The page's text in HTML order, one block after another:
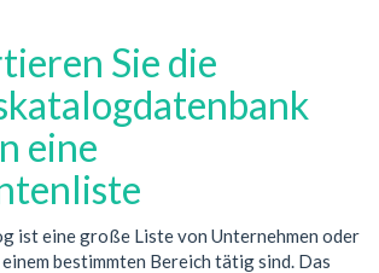
Sie die
eine
ist eine große Liste von Unternehmen oder
bestimmten Bereich tätig sind. Das